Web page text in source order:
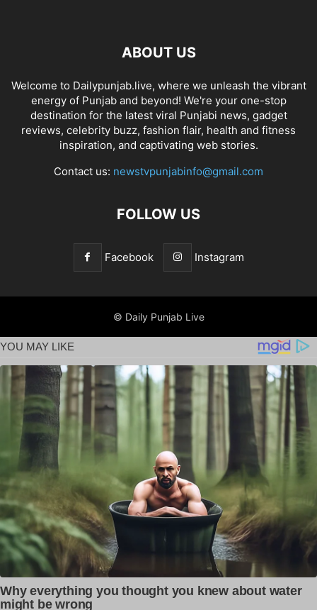
ABOUT US
Welcome to Dailypunjab.live, where we unleash the vibrant
energy of Punjab and beyond! We're your one-stop
destination for the latest viral Punjabi news, gadget
reviews, celebrity buzz, fashion flair, health and fitness
inspiration, and captivating web stories.
Contact us: newstvpunjabinfo@gmail.com
FOLLOW US
Facebook Instagram
© Daily Punjab Live